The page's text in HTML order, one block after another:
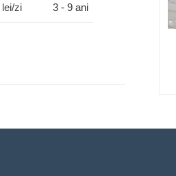
lei/zi 3 - 9 ani